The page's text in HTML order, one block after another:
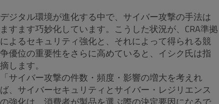
デジタル環境が進化する中で、サイバー攻撃の手法は
ますます巧妙化しています。こうした状況が、CRA準拠
によるセキュリティ強化と、それによって得られる競
争優位の重要性をさらに高めていると、イシク氏は指
摘します。
「サイバー攻撃の件数・頻度・影響の増大を考えれ
ば、サイバーセキュリティとサイバー・レジリエンス